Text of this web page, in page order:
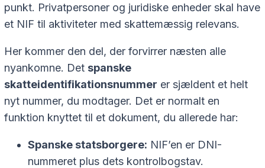
punkt. Privatpersoner og juridiske enheder skal have
et NIF til aktiviteter med skattemæssig relevans.
Her kommer den del, der forvirrer næsten alle
nyankomne. Det spanske
skatteidentifikationsnummer er sjældent et helt
nyt nummer, du modtager. Det er normalt en
funktion knyttet til et dokument, du allerede har:
Spanske statsborgere: NIF’en er DNI-
nummeret plus dets kontrolbogstav.